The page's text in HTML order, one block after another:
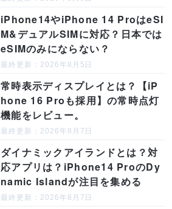
iPhone14やiPhone 14 ProはeSI
M&デュアルSIMに対応？日本では
eSIMのみにならない？
最終更新：2026年8月5日
常時表示ディスプレイとは？【iP
hone 16 Proも採用】の常時点灯
機能をレビュー。
最終更新：2026年8月7日
ダイナミックアイランドとは？対
応アプリは？iPhone14 ProのDy
namic Islandが注目を集める
最終更新：2026年8月7日